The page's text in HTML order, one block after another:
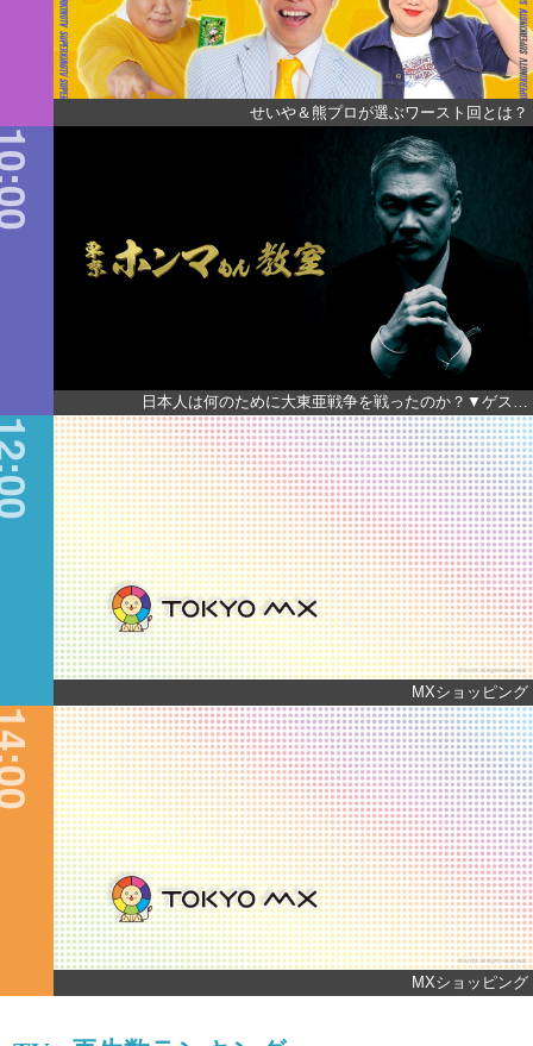
せいや＆熊プロが選ぶワースト回とは？
日本人は何のために大東亜戦争を戦ったのか？▼ゲス…
MXショッピング
MXショッピング